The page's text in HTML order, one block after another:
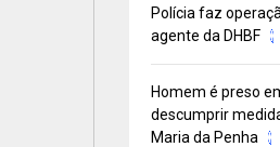
Polícia faz
agente da DHBF
Homem é preso
descumprir
Maria da Penha